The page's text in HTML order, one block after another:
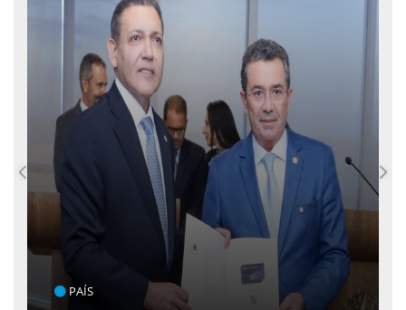
ENTRETENIMENTO